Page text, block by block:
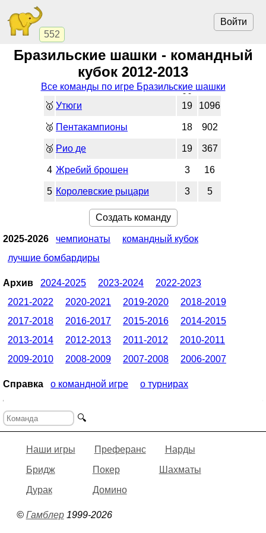
552
Войти
Бразильские шашки - командный
кубок 2012-2013
Все команды по игре Бразильские шашки
🥇 Утюги 19 1096
🥈 Пентакампионы 18 902
🥉 Рио де 19 367
4 Жребий брошен 3 16
5 Королевские рыцари 3 5
Создать команду
2025-2026 чемпионаты
командный кубок
лучшие бомбардиры
Архив 2024-2025 2023-2024
2022-2023
2021-2022
2020-2021 2019-2020
2018-2019
2017-2018
2016-2017 2015-2016
2014-2015
2013-2014
2012-2013 2011-2012
2010-2011
2009-2010
2008-2009 2007-2008 2006-2007
Справка о командной игре о турнирах
🔍
Наши игры Преферанс
Нарды
Бридж
Покер
Шахматы
Дурак
Домино
© Гамблер1999-2026